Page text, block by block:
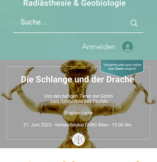
Anmelden